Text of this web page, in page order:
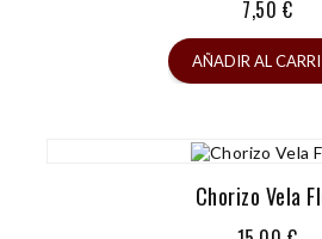
Precio
7,50 €
AÑADIR AL
Chorizo Vela